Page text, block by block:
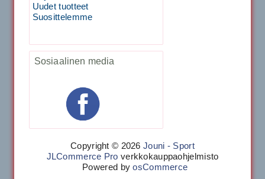
Tecnifibre Classic Sukka 3pr
Uudet tuotteet
Suosittelemme
Sosiaalinen media
Copyright © 2026Jouni - Sport
JLCommerce Pro verkkokauppaohjelmisto
Powered byosCommerce